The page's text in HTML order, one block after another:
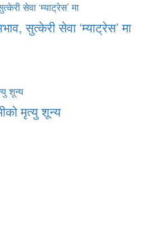
सुत्केरी सेवा ‘म्याट्रेस’ मा
मृत्यु शून्य